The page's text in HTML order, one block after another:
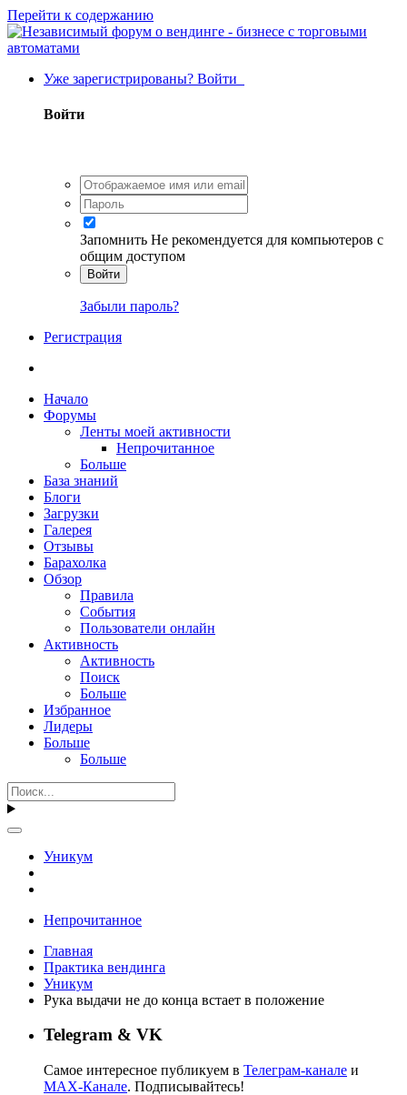
Перейти к содержанию
Уже зарегистрированы? Войти
Войти
Запомнить Не рекомендуется для компьютеров с
общим доступом
Войти
Забыли пароль?
Регистрация
Начало
Форумы
Ленты моей активности
Непрочитанное
Больше
База знаний
Блоги
Загрузки
Галерея
Отзывы
Барахолка
Обзор
Правила
События
Пользователи онлайн
Активность
Активность
Поиск
Больше
Избранное
Лидеры
Больше
Больше
Уникум
Непрочитанное
Главная
Практика вендинга
Уникум
Рука выдачи не до конца встает в положение
Telegram & VK
Самое интересное публикуем в Телеграм-канале и
MAX-Канале. Подписывайтесь!